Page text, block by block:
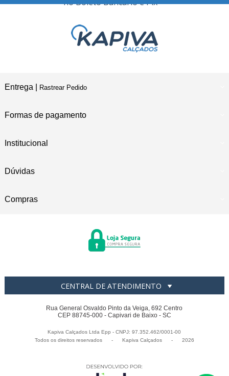
Entrega | Rastrear Pedido
Formas de pagamento
Institucional
Dúvidas
Compras
CENTRAL DE ATENDIMENTO
Rua General Osvaldo Pinto da Veiga, 692 Centro
CEP 88745-000 - Capivari de Baixo - SC
Kapiva Calçados Ltda Epp - CNPJ: 97.352.462/0001-00
Todos os direitos reservados
- Kapiva Calçados - 2026